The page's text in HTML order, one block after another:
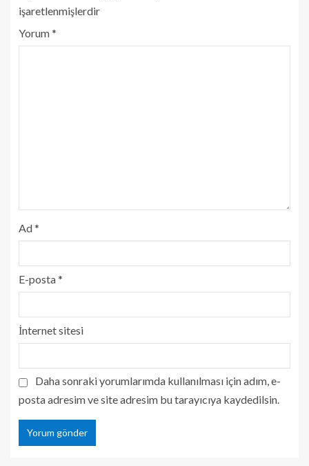
işaretlenmişlerdir
Yorum*
Ad*
E-posta*
İnternet sitesi
Daha sonraki yorumlarımda kullanılması için adım, e-
posta adresim ve site adresim bu tarayıcıya kaydedilsin.